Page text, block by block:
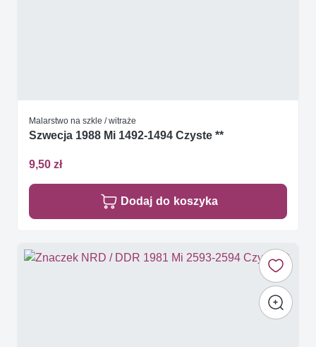
Malarstwo na szkle / witraże
Szwecja 1988 Mi 1492-1494 Czyste **
9,50 zł
Dodaj do koszyka